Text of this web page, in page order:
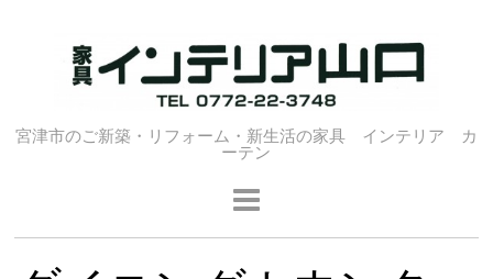
宮津市のご新築・リフォーム・新生活の家具 インテリア カ
ーテン